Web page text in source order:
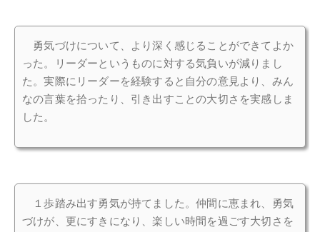
勇気づけについて、より深く感じることができてよか
った。リーダーというものに対する気負いが減りまし
た。実際にリーダーを経験すると自分の意見より、みん
なの言葉を拾ったり、引き出すことの大切さを実感しま
した。
１歩踏み出す勇気が持てました。仲間に恵まれ、勇気
づけが、更にすきになり、楽しい時間を過ごす大切さを